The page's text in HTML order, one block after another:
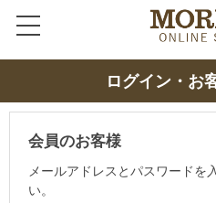
ログイン・お
会員のお客様
メールアドレスとパスワードを
い。